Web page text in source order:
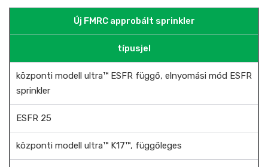
Új FMRC approbált sprinkler
típusjel
központi modell ultra™ ESFR függő, elnyomási mód ESFR
sprinkler
ESFR 25
központi modell ultra™ K17™, függőleges